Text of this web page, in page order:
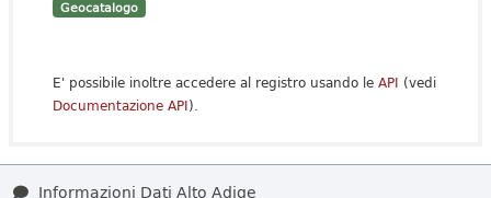
Geocatalogo
E' possibile inoltre accedere al registro usando le API (vedi
Documentazione API).
Informazioni Dati Alto Adige